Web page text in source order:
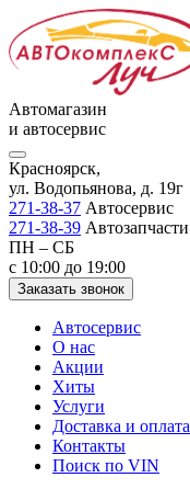
Автомагазин
и автосервис
Красноярск,
ул. Водопьянова, д. 19г
271-38-37 Автосервис
271-38-39 Автозапчасти
ПН – СБ
с 10:00 до 19:00
Заказать звонок
Автосервис
О нас
Акции
Хиты
Услуги
Доставка и оплата
Контакты
Поиск по VIN